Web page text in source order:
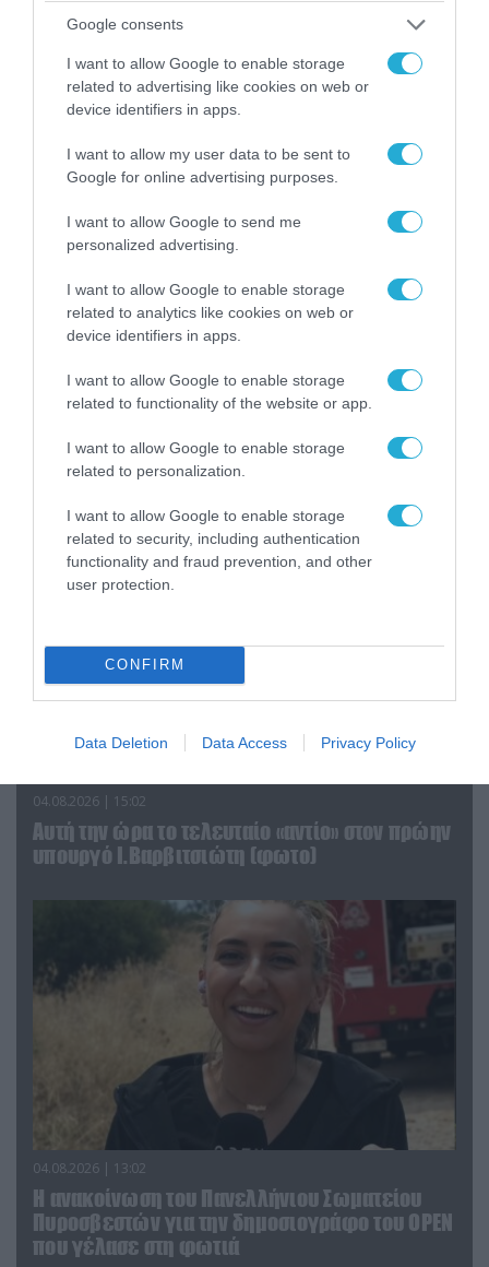
Google consents
I want to allow Google to enable storage
related to advertising like cookies on web or
device identifiers in apps.
I want to allow my user data to be sent to
Google for online advertising purposes.
I want to allow Google to send me
personalized advertising.
I want to allow Google to enable storage
related to analytics like cookies on web or
device identifiers in apps.
I want to allow Google to enable storage
related to functionality of the website or app.
I want to allow Google to enable storage
related to personalization.
I want to allow Google to enable storage
related to security, including authentication
functionality and fraud prevention, and other
user protection.
CONFIRM
Data Deletion Data Access Privacy Policy
06.08.2026 | 14:02
«Επιχείρηση ελεύθερα πεζοδρόμια» στην
Αθήνα: Απομακρύνθηκαν παράνομα
αντικείμενα από κοινόχρηστους χώρους
06.08.2026 | 09:03
«Οι εντελώς αθώοι»: Η ανάρτηση του Αρκά για
τα ζώα που χάθηκαν στις πυρκαγιές της
Αττικής (φωτο)
04.08.2026 | 15:02
Αυτή την ώρα το τελευταίο «αντίο» στον πρώην
υπουργό Ι.Βαρβιτσιώτη (φωτο)
04.08.2026 | 13:02
Η ανακοίνωση του Πανελλήνιου Σωματείου
Πυροσβεστών για την δημοσιογράφο του OPEN
που γέλασε στη φωτιά